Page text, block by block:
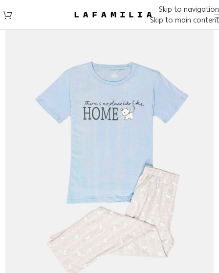
Skip to navigation
Skip to main content